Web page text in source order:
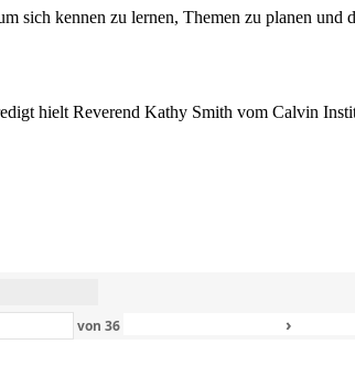
sich kennen zu lernen, Themen zu planen und
hielt Reverend Kathy Smith vom Calvin
von36 ›